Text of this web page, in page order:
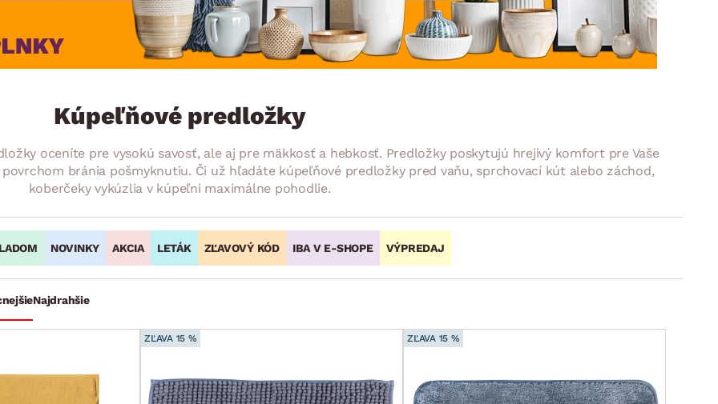
Zobrazit vše Zobrazit vše Zobrazit vše
DOMÁCE SPOTREBIČE ZÁHRADNÉ DOPLNKY VIANOCE
Záhradné lehátka
Záhradné doplnky
Kúpeľňové predložky
oceníte pre vysokú savosť, ale aj pre mäkkosť a hebkosť. Predložky poskytujú hrejivý komfort pre Vaše
bránia pošmyknutiu. Či už hľadáte kúpeľňové predložky pred vaňu, sprchovací kút alebo záchod,
koberčeky vykúzlia v kúpeľni maximálne pohodlie.
NOVINKY AKCIA LETÁK ZĽAVOVÝ KÓD IBA V E-SHOPE VÝPREDAJ
Najdrahšie
ZĽAVA 15 % ZĽAVA 15 %